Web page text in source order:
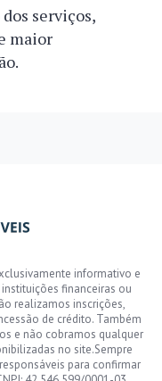
serviços,
maior
informativo e
financeiras ou
realizamos inscrições,
de crédito. Também
e não cobramos qualquer
no site.Sempre
para confirmar